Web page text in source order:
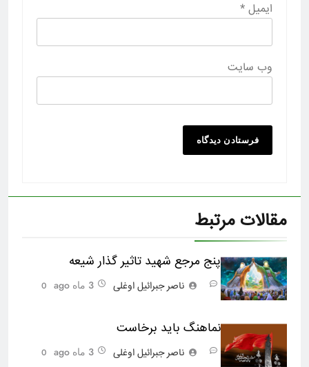
ایمیل *
وب‌ سایت
مقالات مرتبط
پنج مرجع شهید تاثیر گذار شیعه
ناصر جبرائیل اوغلی 3 ماه ago 0
نماهنگ باید برخاست
ناصر جبرائیل اوغلی 3 ماه ago 0